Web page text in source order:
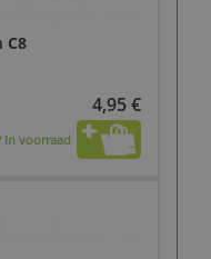
C8
4,95 €
In voorraad